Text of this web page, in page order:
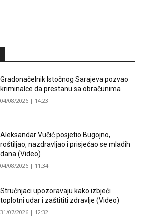
Gradonačelnik Istočnog Sarajeva pozvao
kriminalce da prestanu sa obračunima
04/08/2026 | 14:23
Aleksandar Vučić posjetio Bugojno,
roštiljao, nazdravljao i prisjećao se mladih
dana (Video)
04/08/2026 | 11:34
Stručnjaci upozoravaju kako izbjeći
toplotni udar i zaštititi zdravlje (Video)
31/07/2026 | 12:32